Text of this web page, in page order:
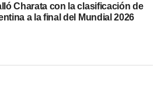
LLAMAS
no es un problema
Charata con la clasificación de
a la final del Mundial 2026